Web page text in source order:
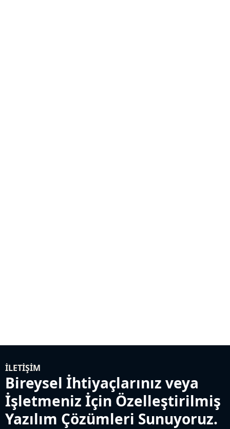
İLETIŞIM
Bireysel İhtiyaçlarınız veya
İşletmeniz İçin Özelleştirilmiş
Yazılım Çözümleri Sunuyoruz.